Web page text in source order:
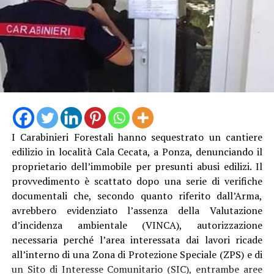
I Carabinieri Forestali hanno sequestrato un cantiere
edilizio in località Cala Cecata, a Ponza, denunciando il
proprietario dell’immobile per presunti abusi edilizi. Il
provvedimento è scattato dopo una serie di verifiche
documentali che, secondo quanto riferito dall’Arma,
avrebbero evidenziato l’assenza della Valutazione
d’incidenza ambientale (VINCA), autorizzazione
necessaria perché l’area interessata dai lavori ricade
all’interno di una Zona di Protezione Speciale (ZPS) e di
un Sito di Interesse Comunitario (SIC), entrambe aree